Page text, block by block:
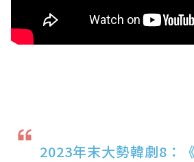
2023年末大勢韓劇8：《